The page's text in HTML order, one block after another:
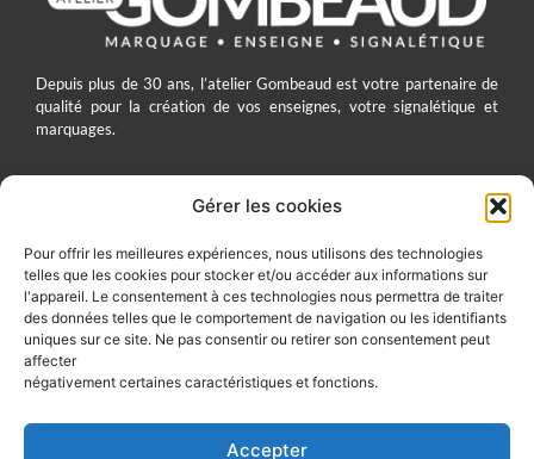
Gérer les cookies
Pour offrir les meilleures expériences, nous utilisons des technologies
telles que les cookies pour stocker et/ou accéder aux informations sur
l'appareil. Le consentement à ces technologies nous permettra de traiter
des données telles que le comportement de navigation ou les identifiants
uniques sur ce site. Ne pas consentir ou retirer son consentement peut
affecter
négativement certaines caractéristiques et fonctions.
Accepter
Depuis plus de 30 ans, l’atelier Gombeaud est votre partenaire de
qualité pour la création de vos enseignes, votre signalétique et
marquages.
7 Rue du Four Saint-Jacques 60200 Compiègne
03 44 83 10 41
contact@gombeaud.com
SUIVEZ-NOUS SUR :